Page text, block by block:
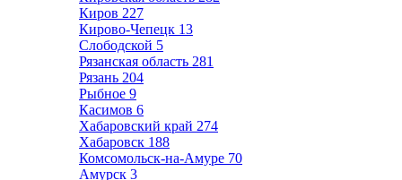
Киров 227
Кирово-Чепецк 13
Слободской 5
Рязанская область 281
Рязань 204
Рыбное 9
Касимов 6
Хабаровский край 274
Хабаровск 188
Комсомольск-на-Амуре 70
Амурск 3